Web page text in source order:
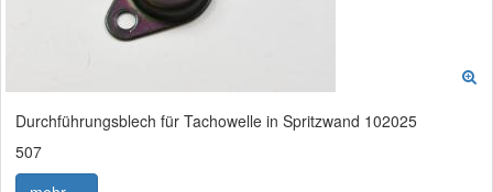
Durchführungsblech für Tachowelle in Spritzwand 102025
507